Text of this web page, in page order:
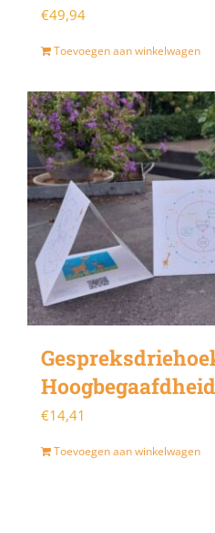
€49,94
Toevoegen aan winkelwagen
Hoogbegaafdheid
€14,41
Toevoegen aan winkelwagen